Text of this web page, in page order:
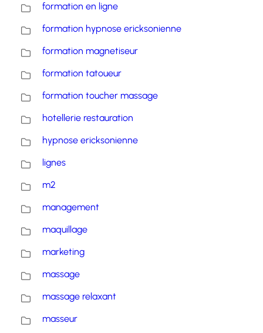
formation en ligne
formation hypnose ericksonienne
formation magnetiseur
formation tatoueur
formation toucher massage
hotellerie restauration
hypnose ericksonienne
lignes
m2
management
maquillage
marketing
massage
massage relaxant
masseur